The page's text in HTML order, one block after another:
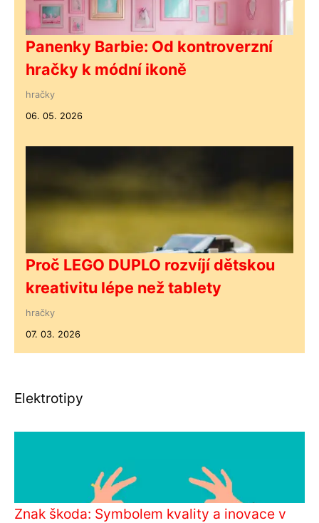
Panenky Barbie: Od kontroverzní
hračky k módní ikoně
hračky
06. 05. 2026
Proč LEGO DUPLO rozvíjí dětskou
kreativitu lépe než tablety
hračky
07. 03. 2026
Elektrotipy
Znak škoda: Symbolem kvality a inovace v